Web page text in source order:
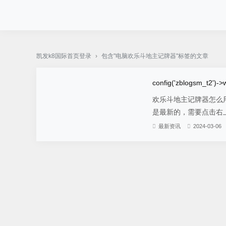
凯发k8国际首页登录 › 包含"电脑欢乐斗地主记牌器"标签的文章
config('zblogsm_t2')-
欢乐斗地主记牌器怎么
是最新的，需要点击右
最新资讯 2024-03-06